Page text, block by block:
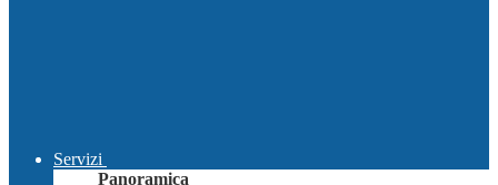
Servizi
Panoramica